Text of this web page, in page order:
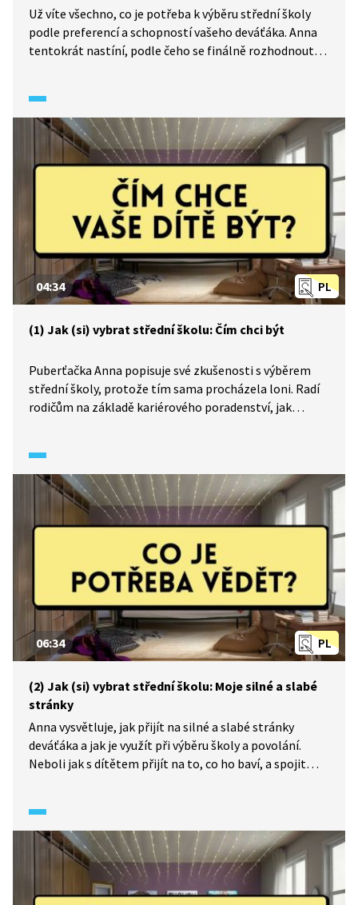
Už víte všechno, co je potřeba k výběru střední školy
podle preferencí a schopností vašeho deváťáka. Anna
tentokrát nastíní, podle čeho se finálně rozhodnout
PL
04:34
(1) Jak (si) vybrat střední školu: Čím chci být
Puberťačka Anna popisuje své zkušenosti s výběrem
střední školy, protože tím sama procházela loni. Radí
rodičům na základě kariérového poradenství, jak
PL
06:34
(2) Jak (si) vybrat střední školu: Moje silné a slabé
stránky
Anna vysvětluje, jak přijít na silné a slabé stránky
deváťáka a jak je využít při výběru školy a povolání.
Neboli jak s dítětem přijít na to, co ho baví, a spojit